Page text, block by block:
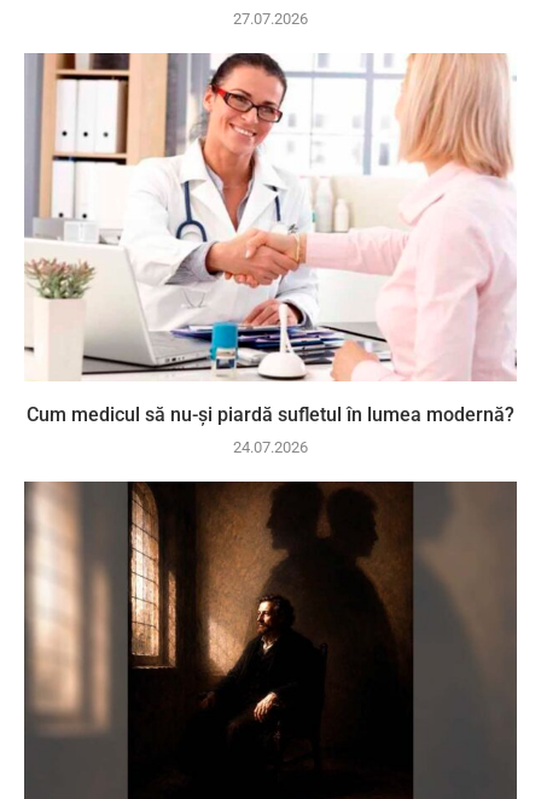
27.07.2026
Cum medicul să nu-și piardă sufletul în lumea modernă?
24.07.2026